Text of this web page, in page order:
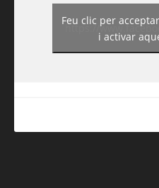
https://
Feu clic per
i activar